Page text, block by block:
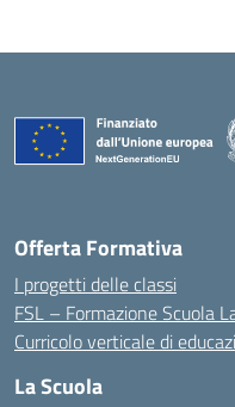
Offerta Formativa
I progetti delle classi
FSL – Formazione Scuola
Curricolo verticale di
La Scuola